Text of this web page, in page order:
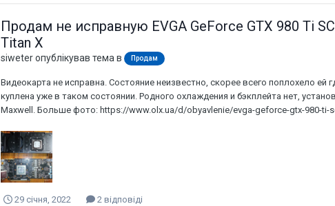
Продам не исправную EVGA GeForce GTX 980 Ti
Titan X
siweterопублікував тема в Продам
Видеокарта не исправна. Состояние неизвестно, скорее всего поплохело ей
куплена уже в таком состоянии. Родного охлаждения и бэкплейта нет,
Maxwell. Больше фото: https://www.olx.ua/d/obyavlenie/evga-geforce-gtx-980-ti-
29 січня, 2022 2 відповіді